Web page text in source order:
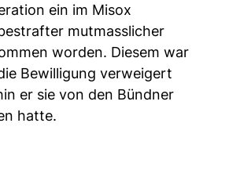
ein im Misox
mutmasslicher
worden. Diesem war
Bewilligung verweigert
er sie von den Bündner
hatte.